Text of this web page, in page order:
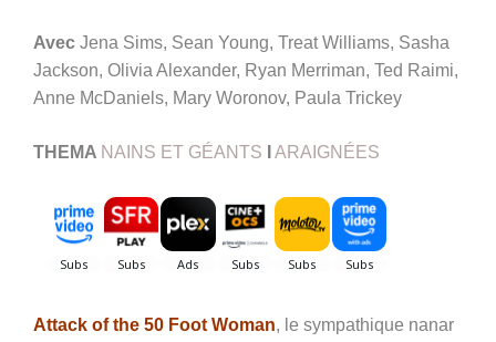
Avec Jena Sims, Sean Young, Treat Williams, Sasha
Jackson, Olivia Alexander, Ryan Merriman, Ted Raimi,
Anne McDaniels, Mary Woronov, Paula Trickey
THEMA NAINS ET GÉANTS ARAIGNÉES
Attack of the 50 Foot Woman, le sympathique nanar